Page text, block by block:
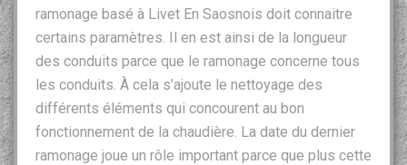
ramonage basé à Livet En Saosnois doit connaitre
certains paramètres. Il en est ainsi de la longueur
des conduits parce que le ramonage concerne tous
les conduits. À cela s’ajoute le nettoyage des
différents éléments qui concourent au bon
fonctionnement de la chaudière. La date du dernier
ramonage joue un rôle important parce que plus cette